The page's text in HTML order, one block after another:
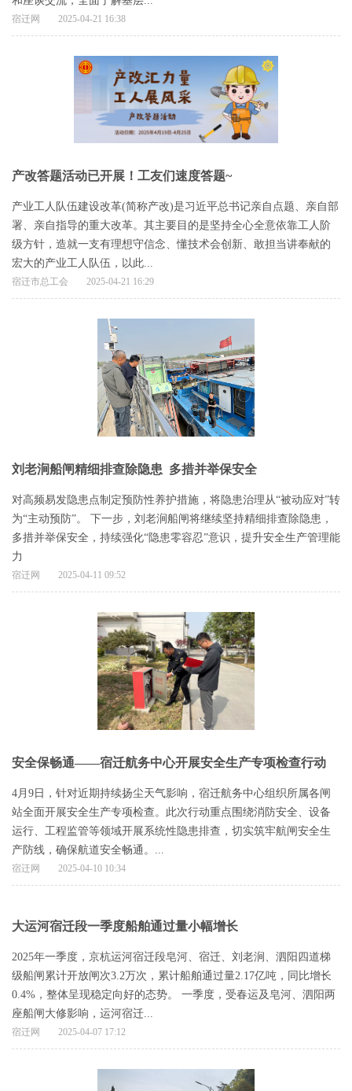
宿迁网 2025-04-21 16:38
产改答题活动已开展！工友们速度答题~
产业工人队伍建设改革(简称产改)是习近平总书记亲自点题、亲自部
署、亲自指导的重大改革。其主要目的是坚持全心全意依靠工人阶
级方针，造就一支有理想守信念、懂技术会创新、敢担当讲奉献的
宏大的产业工人队伍，以此...
宿迁市总工会 2025-04-21 16:29
刘老涧船闸精细排查除隐患 多措并举保安全
对高频易发隐患点制定预防性养护措施，将隐患治理从“被动应对”转
为“主动预防”。 下一步，刘老涧船闸将继续坚持精细排查除隐患，
多措并举保安全，持续强化“隐患零容忍”意识，提升安全生产管理能
力
宿迁网 2025-04-11 09:52
安全保畅通——宿迁航务中心开展安全生产专项检查行动
4月9日，针对近期持续扬尘天气影响，宿迁航务中心组织所属各闸
站全面开展安全生产专项检查。此次行动重点围绕消防安全、设备
运行、工程监管等领域开展系统性隐患排查，切实筑牢航闸安全生
产防线，确保航道安全畅通。...
宿迁网 2025-04-10 10:34
大运河宿迁段一季度船舶通过量小幅增长
2025年一季度，京杭运河宿迁段皂河、宿迁、刘老涧、泗阳四道梯
级船闸累计开放闸次3.2万次，累计船舶通过量2.17亿吨，同比增长
0.4%，整体呈现稳定向好的态势。 一季度，受春运及皂河、泗阳两
座船闸大修影响，运河宿迁...
宿迁网 2025-04-07 17:12